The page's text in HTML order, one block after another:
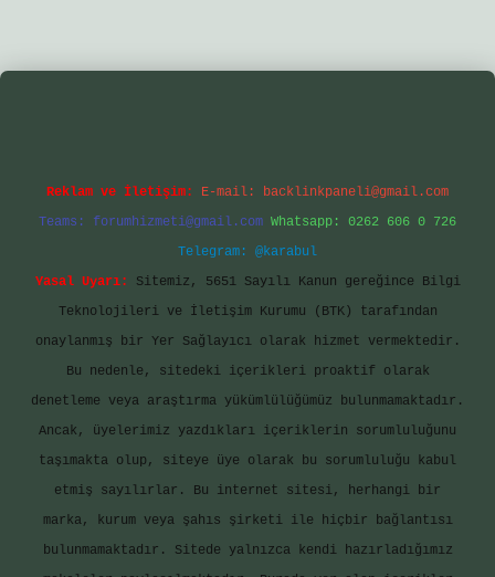
betexper yeni giriş
Reklam ve İletişim: E-mail: backlinkpaneli@gmail.com
Teams: forumhizmeti@gmail.com Whatsapp: 0262 606 0 726
Telegram: @karabul
Yasal Uyarı:
Sitemiz, 5651 Sayılı Kanun gereğince Bilgi
Teknolojileri ve İletişim Kurumu (BTK) tarafından
onaylanmış bir Yer Sağlayıcı olarak hizmet vermektedir.
Bu nedenle, sitedeki içerikleri proaktif olarak
denetleme veya araştırma yükümlülüğümüz bulunmamaktadır.
Ancak, üyelerimiz yazdıkları içeriklerin sorumluluğunu
taşımakta olup, siteye üye olarak bu sorumluluğu kabul
etmiş sayılırlar. Bu internet sitesi, herhangi bir
marka, kurum veya şahıs şirketi ile hiçbir bağlantısı
bulunmamaktadır. Sitede yalnızca kendi hazırladığımız